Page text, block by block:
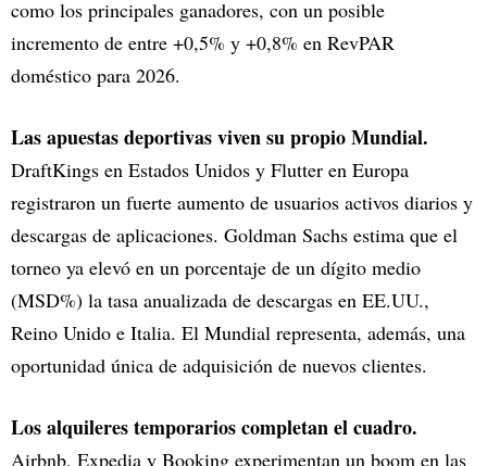
como los principales ganadores, con un posible
incremento de entre +0,5% y +0,8% en RevPAR
doméstico para 2026.
Las apuestas deportivas viven su propio Mundial.
DraftKings en Estados Unidos y Flutter en Europa
registraron un fuerte aumento de usuarios activos diarios y
descargas de aplicaciones. Goldman Sachs estima que el
torneo ya elevó en un porcentaje de un dígito medio
(MSD%) la tasa anualizada de descargas en EE.UU.,
Reino Unido e Italia. El Mundial representa, además, una
oportunidad única de adquisición de nuevos clientes.
Los alquileres temporarios completan el cuadro.
Airbnb, Expedia y Booking experimentan un boom en las